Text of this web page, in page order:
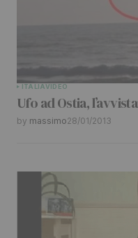
ITALIAVIDEO
Ufo ad Ostia,
by massimo28/01/2013